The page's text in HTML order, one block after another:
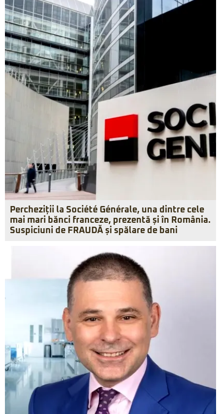
Percheziții la Société Générale, una dintre cele
mai mari bănci franceze, prezentă și în România.
Suspiciuni de FRAUDĂ și spălare de bani